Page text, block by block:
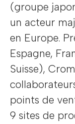
(groupe
un acteur
en Europe.
Espagne,
Suisse),
points de
9 sites de